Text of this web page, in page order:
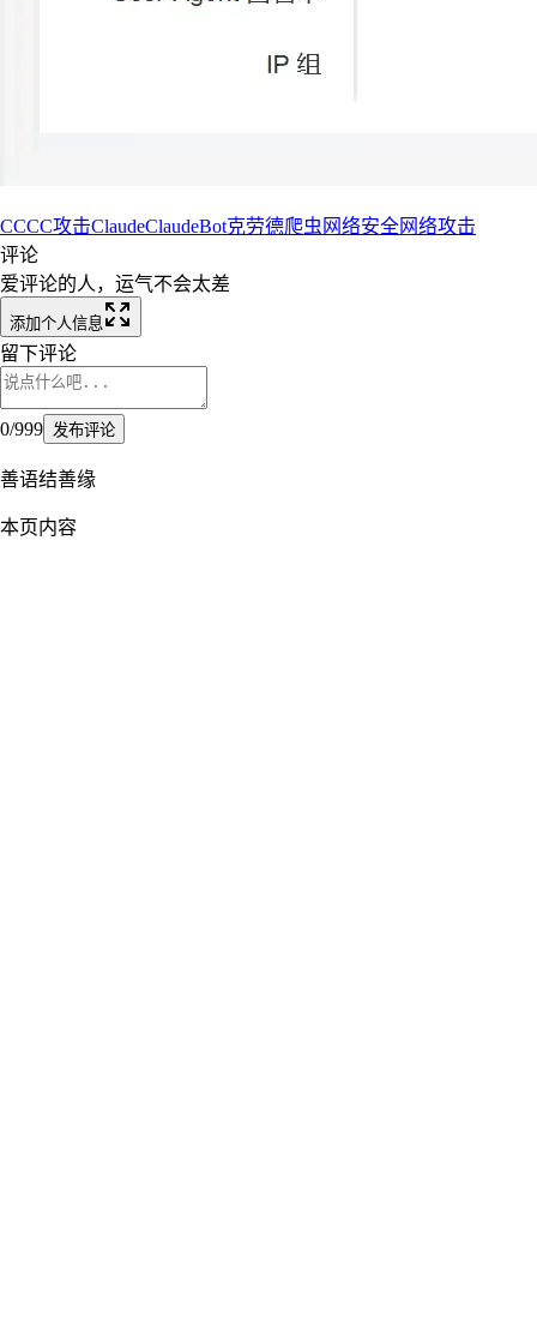
CCCC攻击ClaudeClaudeBot克劳德爬虫 网络安全网络攻击
评论
爱评论的人，运气不会太差
添加个人信息
留下评论
0/999 发布评论
善语结善缘
本页内容